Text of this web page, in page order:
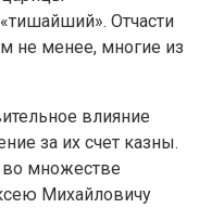
Отчасти
не менее, многие из
влияние
за их счет казны.
во множестве
Михайловичу